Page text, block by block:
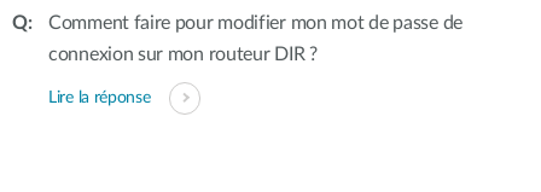
Comment faire pour modifier mon mot de passe de
connexion sur mon routeur DIR ?
Lire la réponse